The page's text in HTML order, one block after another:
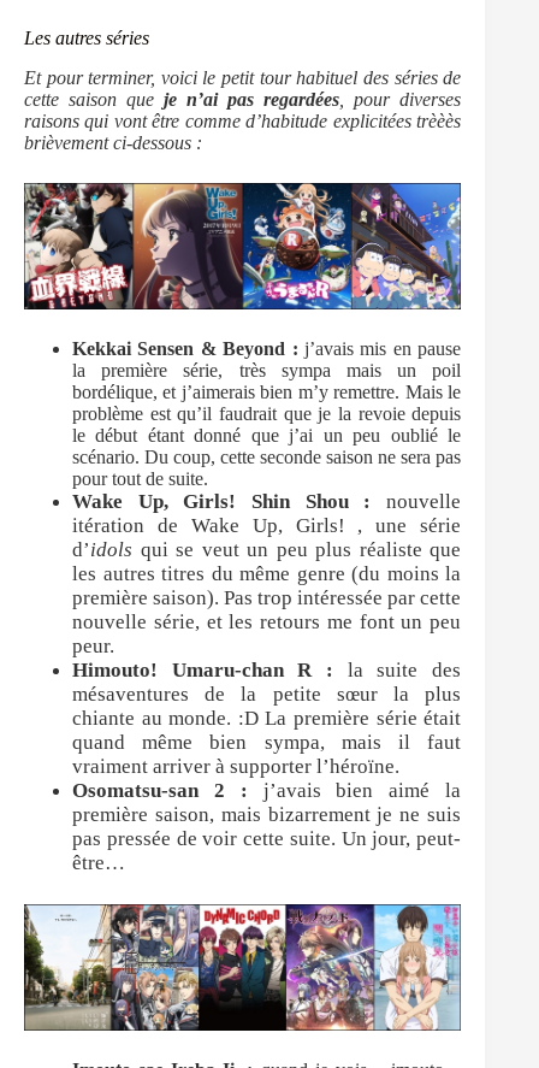
Les autres séries
Et pour terminer, voici le petit tour habituel des séries de
cette saison queje n’ai pas regardées , pour diverses
raisons qui vont être comme d’habitude explicitées trèèès
brièvement ci-dessous :
Kekkai Sensen & Beyond : j’avais mis en pause
la première série, très sympa mais un poil
bordélique, et j’aimerais bien m’y remettre. Mais le
problème est qu’il faudrait que je la revoie depuis
le début étant donné que j’ai un peu oublié le
scénario. Du coup, cette seconde saison ne sera pas
pour tout de suite.
Wake Up, Girls! Shin Shou :
nouvelle
itération de Wake Up, Girls! , une série
d’idols qui se veut un peu plus réaliste que
les autres titres du même genre (du moins la
première saison). Pas trop intéressée par cette
nouvelle série, et les retours me font un peu
peur.
Himouto! Umaru-chan R :
la suite des
mésaventures de la petite sœur la plus
chiante au monde. :D La première série était
quand même bien sympa, mais il faut
vraiment arriver à supporter l’héroïne.
Osomatsu-san 2 : j’avais bien aimé la
première saison, mais bizarrement je ne suis
pas pressée de voir cette suite. Un jour, peut-
être…